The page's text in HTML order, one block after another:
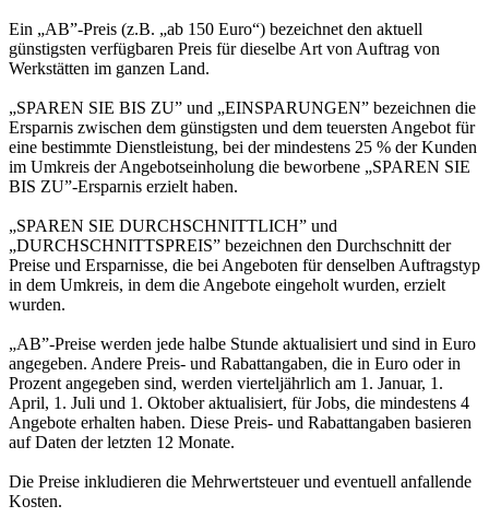
Ein „AB”-Preis (z.B. „ab 150 Euro“) bezeichnet den aktuell
günstigsten verfügbaren Preis für dieselbe Art von Auftrag von
Werkstätten im ganzen Land.
„SPAREN SIE BIS ZU” und „EINSPARUNGEN” bezeichnen die
Ersparnis zwischen dem günstigsten und dem teuersten Angebot für
eine bestimmte Dienstleistung, bei der mindestens 25 % der Kunden
im Umkreis der Angebotseinholung die beworbene „SPAREN SIE
BIS ZU”-Ersparnis erzielt haben.
„SPAREN SIE DURCHSCHNITTLICH” und
„DURCHSCHNITTSPREIS” bezeichnen den Durchschnitt der
Preise und Ersparnisse, die bei Angeboten für denselben Auftragstyp
in dem Umkreis, in dem die Angebote eingeholt wurden, erzielt
wurden.
„AB”-Preise werden jede halbe Stunde aktualisiert und sind in Euro
angegeben. Andere Preis- und Rabattangaben, die in Euro oder in
Prozent angegeben sind, werden vierteljährlich am 1. Januar, 1.
April, 1. Juli und 1. Oktober aktualisiert, für Jobs, die mindestens 4
Angebote erhalten haben. Diese Preis- und Rabattangaben basieren
auf Daten der letzten 12 Monate.
Die Preise inkludieren die Mehrwertsteuer und eventuell anfallende
Kosten.